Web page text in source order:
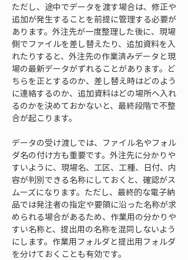
ただし、途中でデータを渡す場合は、修正や
追加が発生することを前提に管理する必要が
あります。外注先が一度整理した後に、現場
側でファイルを差し替えたり、追加資料を入
れたりすると、外注先の作業済みデータと現
場の最新データがずれることがあります。ど
ちらを正とするのか、差し替え時はどのよう
に連絡するのか、追加資料はどの場所へ入れ
るのかを決めておかないと、最終段階で不整
合が起こります。
データの受け渡しでは、ファイル名やフォル
ダ名の付け方も重要です。外注先に分かりや
すいように、現場名、工区、工種、日付、内
容が判別できる名称にしておくと、確認がス
ムーズになります。ただし、最終的な電子納
品では発注者の指定や要領に沿った名称が求
められる場合があるため、作業用の分かりや
すい名称と、提出用の名称を混同しないよう
にします。作業用フォルダと提出用フォルダ
を分けておくことも有効です。